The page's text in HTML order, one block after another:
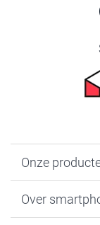
Onze
Fotoboeken
Over